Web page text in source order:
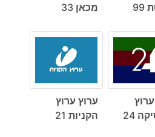
99
מכאן 33
24
ערוץ ערוץ
הקניות 21